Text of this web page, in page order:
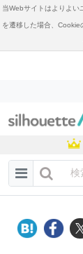
当Webサイトはよりよい
を遷移した場合、Cookie